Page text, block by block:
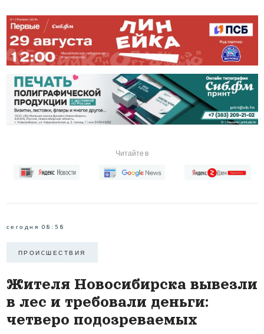
Читайте в
сегодня 08:58
ПРОИCШЕСТВИЯ
Жителя Новосибирска вывезли
в лес и требовали деньги:
четверо подозреваемых